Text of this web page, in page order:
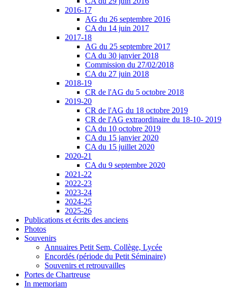
2016-17
AG du 26 septembre 2016
CA du 14 juin 2017
2017-18
AG du 25 septembre 2017
CA du 30 janvier 2018
Commission du 27/02/2018
CA du 27 juin 2018
2018-19
CR de l'AG du 5 octobre 2018
2019-20
CR de l'AG du 18 octobre 2019
CR de l'AG extraordinaire du 18-10- 2019
CA du 10 octobre 2019
CA du 15 janvier 2020
CA du 15 juillet 2020
2020-21
CA du 9 septembre 2020
2021-22
2022-23
2023-24
2024-25
2025-26
Publications et écrits des anciens
Photos
Souvenirs
Annuaires Petit Sem, Collège, Lycée
Encordés (période du Petit Séminaire)
Souvenirs et retrouvailles
Portes de Chartreuse
In memoriam